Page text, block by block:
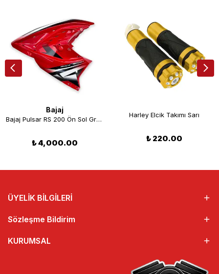
Bajaj
Bajaj Pulsar RS 200 Ön Sol Grenaj Kırmızı Orjinal
₺ 4,000.00
Harley Elcik Takımı Sarı
₺ 220.00
ÜYELİK BİLGİLERİ
Sözleşme Bildirim
KURUMSAL